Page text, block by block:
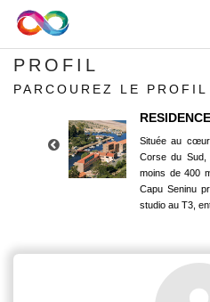
PROFIL
PARCOUREZ LE
Située au
Corse du Sud,
moins de 400
Capu Seninu
studio au T3,
Corse du
moins de 400
Capu Seninu